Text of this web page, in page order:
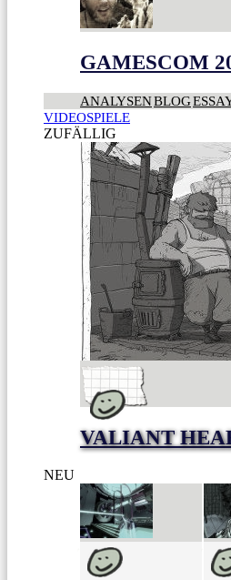
GAMESCOM
ANALYSENBLOG
VIDEOSPIELE
ZUFÄLLIG
VALIANT
NEU